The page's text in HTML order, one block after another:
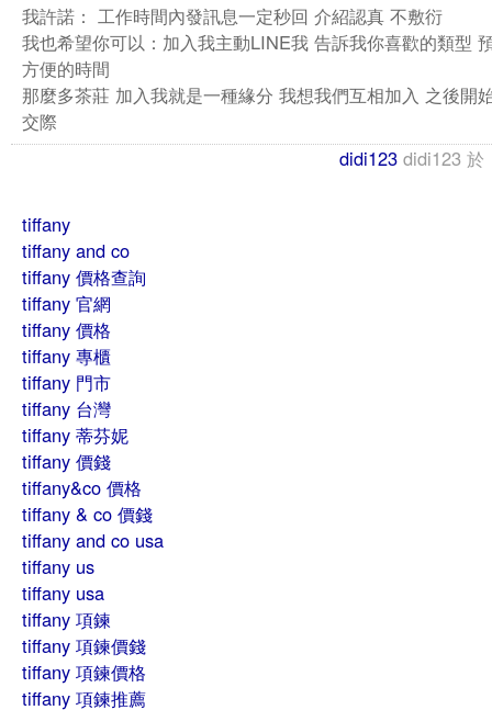
我許諾： 工作時間內發訊息一定秒回 介紹認真 不敷衍
我也希望你可以：加入我主動LINE我 告訴我你喜歡的類型
方便的時間
那麼多茶莊 加入我就是一種緣分 我想我們互相加入 之後開
交際
didi123 didi123 於
tiffany
tiffany and co
tiffany 價格查詢
tiffany 官網
tiffany 價格
tiffany 專櫃
tiffany 門市
tiffany 台灣
tiffany 蒂芬妮
tiffany 價錢
tiffany&co 價格
tiffany & co 價錢
tiffany and co usa
tiffany us
tiffany usa
tiffany 項鍊
tiffany 項鍊價錢
tiffany 項鍊價格
tiffany 項鍊推薦